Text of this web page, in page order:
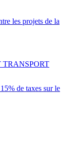
les projets de la
de taxes sur le